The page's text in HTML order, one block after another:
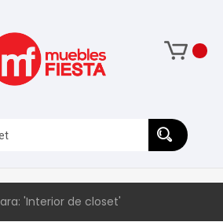
'Interior de closet'